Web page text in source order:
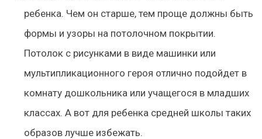
ребенка. Чем он старше, тем проще должны быть
формы и узоры на потолочном покрытии.
Потолок с рисунками в виде машинки или
мультипликационного героя отлично подойдет в
комнату дошкольника или учащегося в младших
классах. А вот для ребенка средней школы таких
образов лучше избежать.